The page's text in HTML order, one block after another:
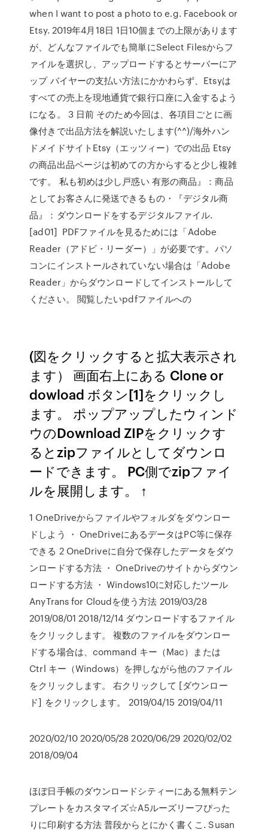
when I want to post a photo to e.g. Facebook or
Etsy. 2019年4月18日 1日10個までの上限があります
が、どんなファイルでも簡単にSelect Filesからフ
ァイルを選択し、アップロードするとサーバーにア
ップ バイヤーの支払い方法にかかわらず、Etsyは
すべての売上を現地通貨で銀行口座に入金するよう
になる。 3 日前 そのため今回は、各項目ごとに画
像付きで出品方法を解説いたします(^^)/海外ハン
ドメイドサイトEtsy（エッツィー）での出品 Etsy
の商品出品ページは初めての方からすると少し複雑
です。 私も初めは少し戸惑い 有形の商品』：商品
としてお客さんに発送できるもの・『デジタル商
品』：ダウンロードをするデジタルファイル.
[ad01] PDFファイルを見るためには「Adobe
Reader（アドビ・リーダー）」が必要です。パソ
コンにインストールされていない場合は「Adobe
Reader」からダウンロードしてインストールして
ください。 閲覧したいpdfファイルへの
(図をクリックすると拡大表示され
ます） 画面右上にある Clone or
dowload ボタン[1]をクリックし
ます。 ポップアップしたウィンド
ウのDownload ZIPをクリックす
るとzipファイルとしてダウンロ
ードできます。 PC側でzipファイ
ルを展開します。 ↑
1 OneDriveからファイルやフォルダをダウンロー
ドしよう ・ OneDriveにあるデータはPC等に保存
できる 2 OneDriveに自分で保存したデータをダウ
ンロードする方法 ・ OneDriveのサイトからダウン
ロードする方法 ・ Windows10に対応したツール
AnyTrans for Cloudを使う方法 2019/03/28
2019/08/01 2018/12/14 ダウンロードするファイル
をクリックします。 複数のファイルをダウンロー
ドする場合は、command キー（Mac）または
Ctrl キー（Windows）を押しながら他のファイル
をクリックします。 右クリックして [ダウンロー
ド] をクリックします。 2019/04/15 2019/04/11
2020/02/10 2020/05/28 2020/06/29 2020/02/02
2018/09/04
ほぼ日手帳のダウンロードシティーにある無料テン
プレートをカスタマイズ☆A5ルーズリーフぴった
りに印刷する方法 普段からとにかく書くこ. Susan